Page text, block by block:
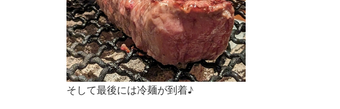
そして最後には冷麺が到着♪